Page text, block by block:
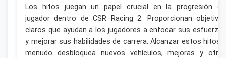
Los hitos juegan un papel crucial en la progresión
jugador dentro de CSR Racing 2. Proporcionan
claros que ayudan a los jugadores a enfocar sus
y mejorar sus habilidades de carrera. Alcanzar estos hitos
menudo desbloquea nuevos vehículos, mejoras y